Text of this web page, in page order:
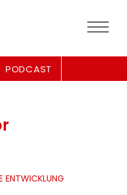
PODCAST
ENTWICKLUNG